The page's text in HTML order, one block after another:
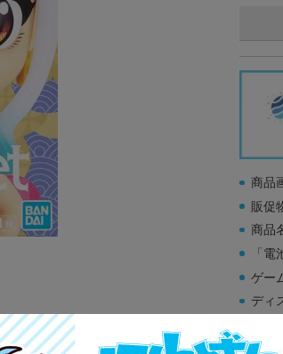
商品
販促
商品
「
ゲー
ディ
す。
※詳細